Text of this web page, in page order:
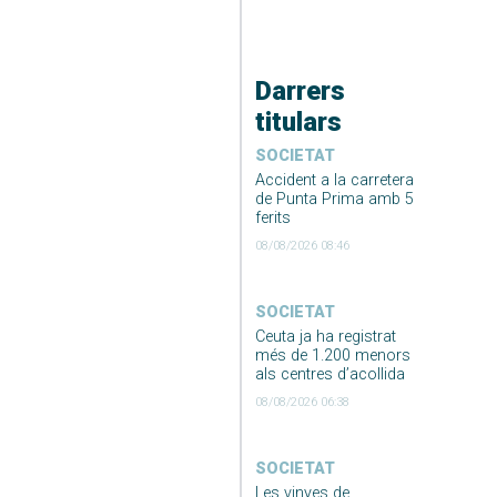
Darrers
titulars
SOCIETAT
Accident a la carretera
de Punta Prima amb 5
ferits
08/08/2026 08:46
SOCIETAT
Ceuta ja ha registrat
més de 1.200 menors
als centres d’acollida
08/08/2026 06:38
SOCIETAT
Les vinyes de